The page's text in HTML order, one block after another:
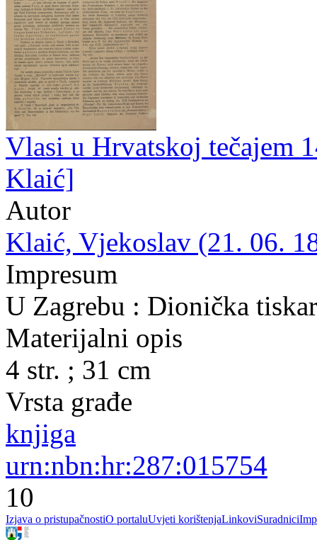
Vlasi u Hrvatskoj tečajem
Klaić]
Autor
Klaić, Vjekoslav (21. 06.
Impresum
U Zagrebu : Dionička
Materijalni opis
4 str. ; 31 cm
Vrsta građe
knjiga
urn:nbn:hr:287:015754
10
Izjava o pristupačnostiO portaluUvjeti korištenjaLinkoviSuradnici